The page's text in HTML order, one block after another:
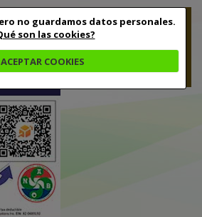
no guardamos datos personales.
son las cookies?
ACEPTAR COOKIES